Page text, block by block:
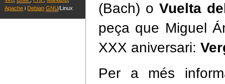
Apache i Debian GNU/Linux
(Bach) o Vuelta
peça que Miguel
XXX aniversari:
Per a més